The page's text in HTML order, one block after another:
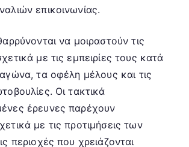
επικοινωνίας.
να μοιραστούν τις
με τις εμπειρίες τους κατά
τα οφέλη μέλους και τις
Οι τακτικά
έρευνες παρέχουν
με τις προτιμήσεις των
περιοχές που χρειάζονται